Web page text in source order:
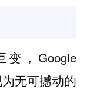
，Google
无可撼动的